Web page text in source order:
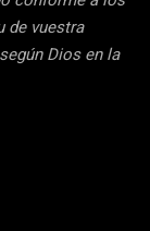
de vuestra
Dios en la